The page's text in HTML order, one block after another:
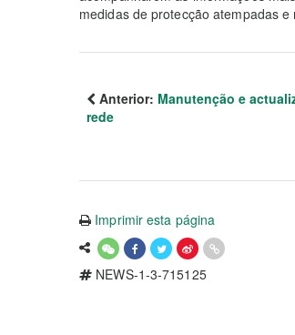
medidas de protecção atempadas
Anterior: Manutenção e
rede
Imprimir esta página
NEWS-1-3-715125